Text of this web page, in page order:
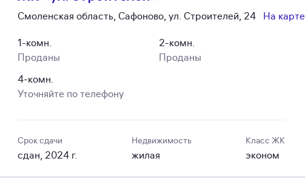
Смоленская область, Сафоново, ул. Строителей, 24 На карте
1-комн.
Проданы
2-комн.
Проданы
4-комн.
Уточняйте по телефону
Срок сдачи
сдан, 2024 г.
Недвижимость
жилая
Класс ЖК
эконом